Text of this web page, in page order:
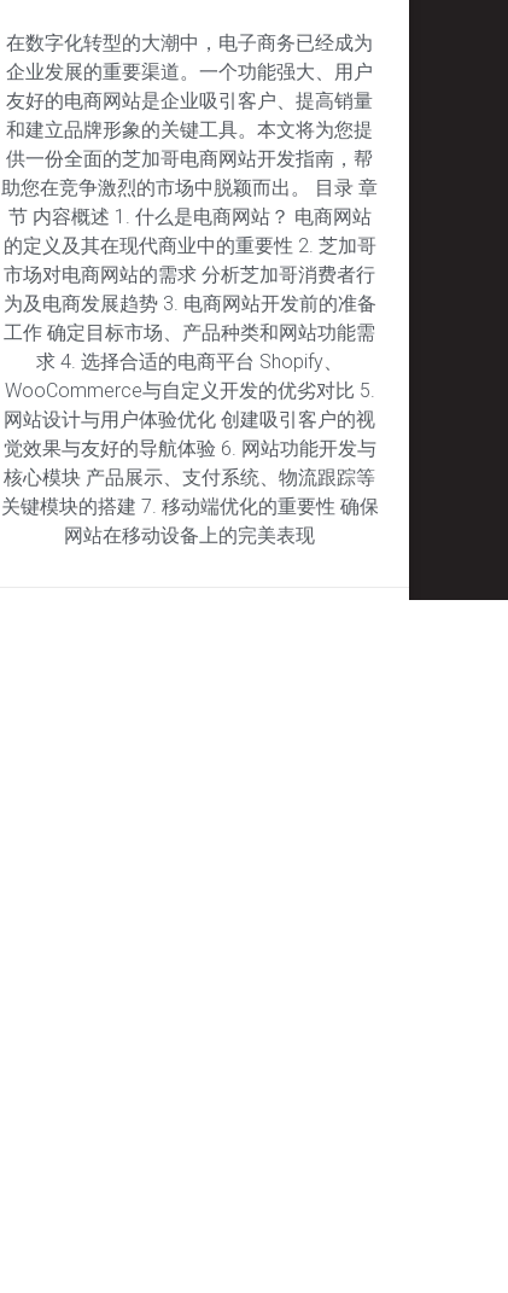
在数字化转型的大潮中，电子商务已经成为
企业发展的重要渠道。一个功能强大、用户
友好的电商网站是企业吸引客户、提高销量
和建立品牌形象的关键工具。本文将为您提
供一份全面的芝加哥电商网站开发指南，帮
助您在竞争激烈的市场中脱颖而出。 目录 章
节 内容概述 1. 什么是电商网站？ 电商网站
的定义及其在现代商业中的重要性 2. 芝加哥
市场对电商网站的需求 分析芝加哥消费者行
为及电商发展趋势 3. 电商网站开发前的准备
工作 确定目标市场、产品种类和网站功能需
求 4. 选择合适的电商平台 Shopify、
WooCommerce与自定义开发的优劣对比 5.
网站设计与用户体验优化 创建吸引客户的视
觉效果与友好的导航体验 6. 网站功能开发与
核心模块 产品展示、支付系统、物流跟踪等
关键模块的搭建 7. 移动端优化的重要性 确保
网站在移动设备上的完美表现